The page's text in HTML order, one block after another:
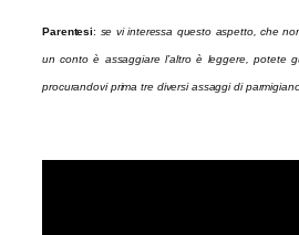
Parentesi: se vi interessa questo aspetto, che
un conto è assaggiare l’altro è leggere, potete
procurandovi prima tre diversi assaggi di